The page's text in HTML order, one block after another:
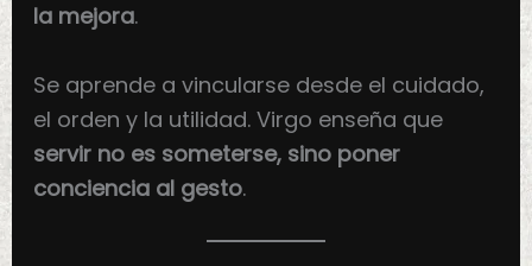
la mejora.
Se aprende a vincularse desde el cuidado,
el orden y la utilidad. Virgo enseña que
servir no es someterse, sino poner
conciencia al gesto.